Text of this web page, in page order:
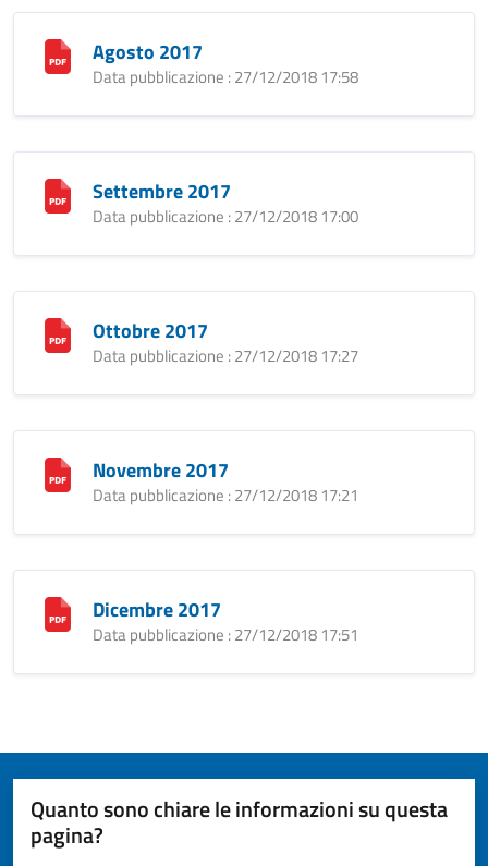
Agosto 2017
Data pubblicazione : 27/12/2018 17:58
Settembre 2017
Data pubblicazione : 27/12/2018 17:00
Ottobre 2017
Data pubblicazione : 27/12/2018 17:27
Novembre 2017
Data pubblicazione : 27/12/2018 17:21
Dicembre 2017
Data pubblicazione : 27/12/2018 17:51
Quanto sono chiare le informazioni su questa
pagina?